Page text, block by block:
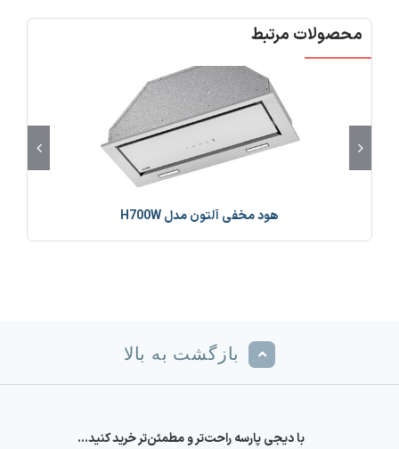
محصولات مرتبط
هود مخفی آلتون مدل H700W
بازگشت به بالا
با دیجی پارسه راحت‌تر و مطمئن‌تر خرید کنید…